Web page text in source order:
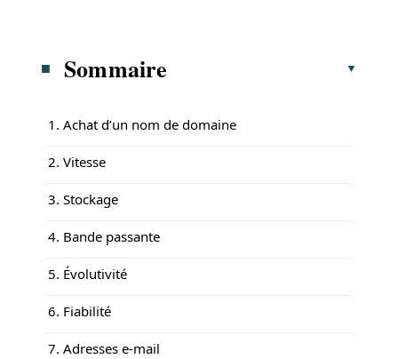
Sommaire
1. Achat d’un nom de domaine
2. Vitesse
3. Stockage
4. Bande passante
5. Évolutivité
6. Fiabilité
7. Adresses e-mail